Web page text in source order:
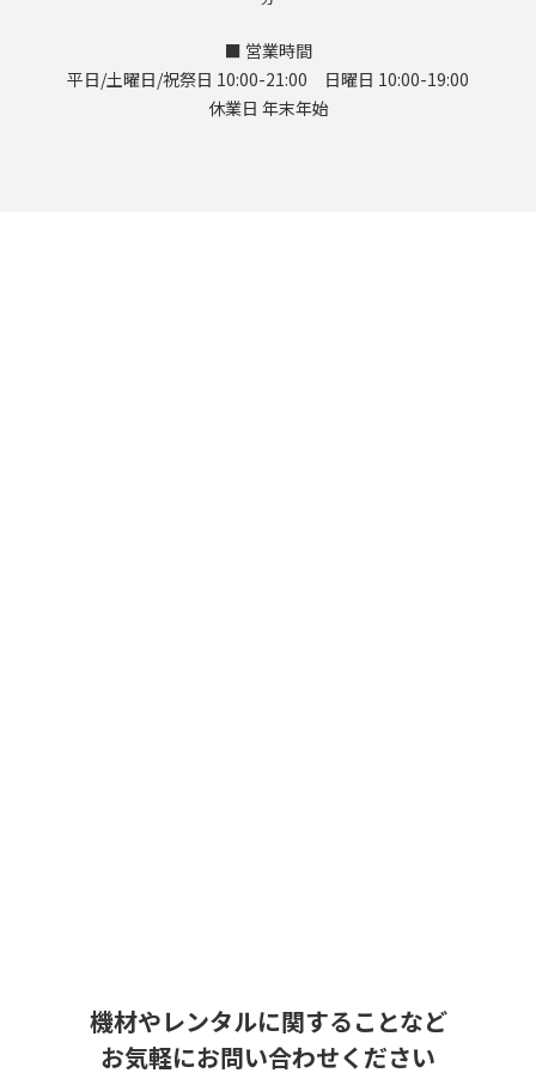
■ 営業時間
平日/土曜日/祝祭日 10:00-21:00 日曜日 10:00-19:00
休業日 年末年始
機材やレンタルに関することなど
お気軽にお問い合わせください